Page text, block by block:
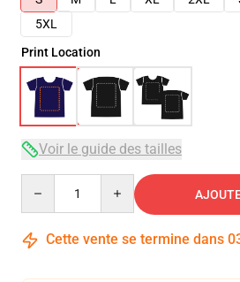
5XL
Print Location
Voir le guide des tailles
Cette vente se termine dans